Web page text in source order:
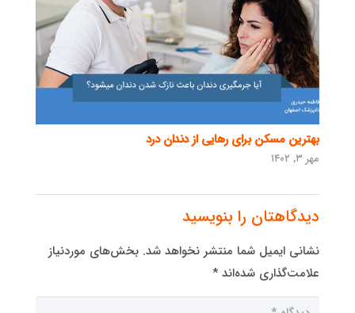
بهترین مسکن برای رهایی از دندان درد
مهر ۳, ۱۴۰۲
دیدگاهتان را بنویسید
نشانی ایمیل شما منتشر نخواهد شد. بخش‌های موردنیاز
علامت‌گذاری شده‌اند *